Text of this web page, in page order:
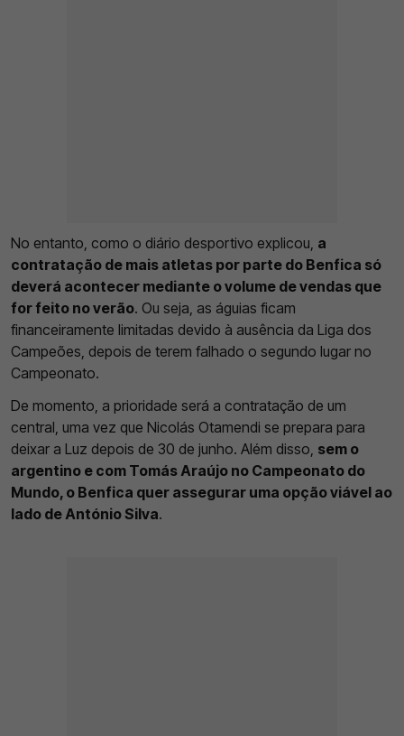
No entanto, como o diário desportivo explicou, a
contratação de mais atletas por parte do Benfica só
deverá acontecer mediante o volume de vendas que
for feito no verão. Ou seja, as águias ficam
financeiramente limitadas devido à ausência da Liga dos
Campeões, depois de terem falhado o segundo lugar no
Campeonato.
De momento, a prioridade será a contratação de um
central, uma vez que Nicolás Otamendi se prepara para
deixar a Luz depois de 30 de junho. Além disso, sem o
argentino e com Tomás Araújo no Campeonato do
Mundo, o Benfica quer assegurar uma opção viável ao
lado de António Silva.